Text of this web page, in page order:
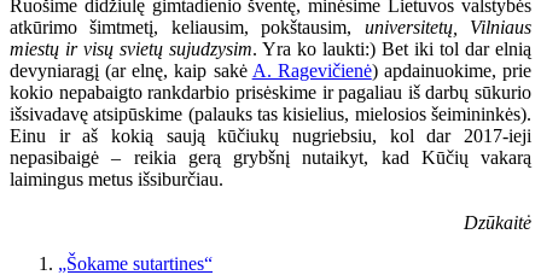
Ruošime didžiulę gimtadienio šventę, minėsime Lietuvos valstybės
atkūrimo šimtmetį, keliausim, pokštausim, universitetų, Vilniaus
miestų ir visų svietų sujudzysim. Yra ko laukti:) Bet iki tol dar elnią
devyniaragį (ar elnę, kaip sakė A. Ragevičienė) apdainuokime, prie
kokio nepabaigto rankdarbio prisėskime ir pagaliau iš darbų sūkurio
išsivadavę atsipūskime (palauks tas kisielius, mielosios šeimininkės).
Einu ir aš kokią saują kūčiukų nugriebsiu, kol dar 2017-ieji
nepasibaigė – reikia gerą grybšnį nutaikyt, kad Kūčių vakarą
laimingus metus išsiburčiau.
Dzūkaitė
„Šokame sutartines“